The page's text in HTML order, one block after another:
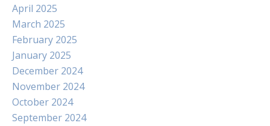
April 2025
March 2025
February 2025
January 2025
December 2024
November 2024
October 2024
September 2024